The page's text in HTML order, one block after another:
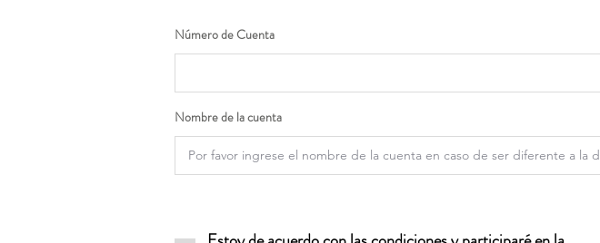
Número de Cuenta
Nombre de la cuenta